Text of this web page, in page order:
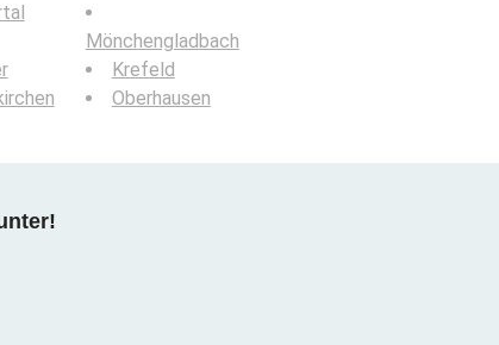
Mönchengladbach
Krefeld
Oberhausen